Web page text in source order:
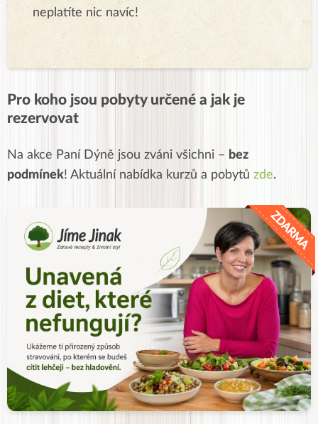
neplatíte nic navíc!
Pro koho jsou pobyty určené a jak je
rezervovat
Na akce Paní Dýně jsou zváni všichni – bez
podmínek! Aktuální nabídka kurzů a pobytů zde.